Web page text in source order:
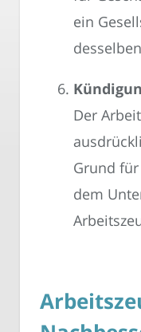
ein
Der
Grund
dem